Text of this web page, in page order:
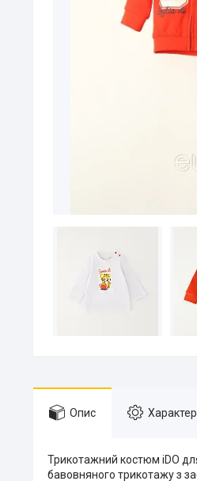
Опис
Трикотажний костюм iDO
бавовняного трикотажу з